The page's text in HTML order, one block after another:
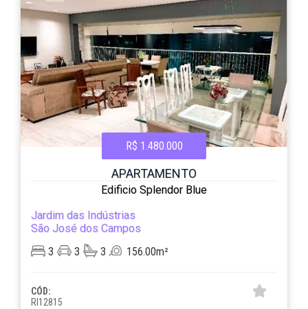
R$ 1.480.000
APARTAMENTO
Edificio Splendor Blue
Jardim das Indústrias
São José dos Campos
3
3 3 156.00m²
CÓD:
RI12815